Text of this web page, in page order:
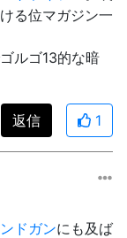
る位マガジン一
ルゴ13的な暗
返信 1
ドガンにも及ば